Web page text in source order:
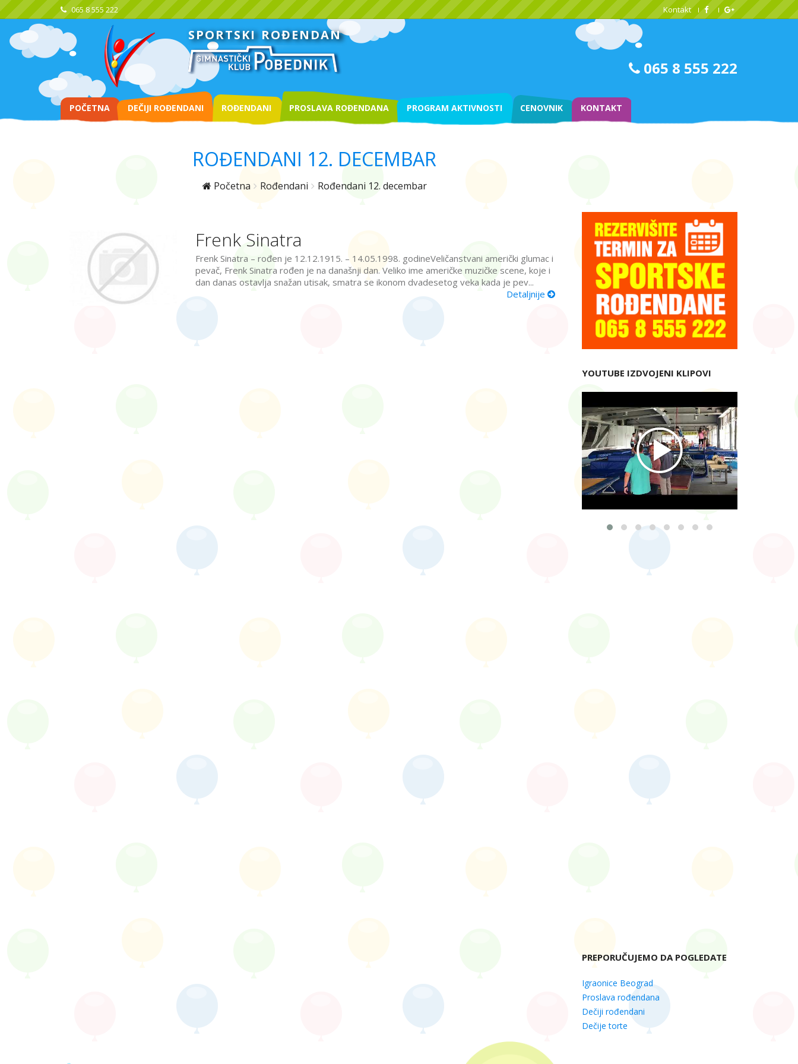
065 8 555 222 Kontakt
SPORTSKI ROĐENDAN
065 8 555 222
POČETNA DEČIJI ROĐENDANI ROĐENDANI PROSLAVA ROĐENDANA PROGRAM AKTIVNOSTI CENOVNIK KONTAKT
ROĐENDANI 12. DECEMBAR
Početna Rođendani Rođendani 12. decembar
Frenk Sinatra
Frenk Sinatra – rođen je 12.12.1915. – 14.05.1998. godineVeličanstvani američki glumac i
pevač, Frenk Sinatra rođen je na današnji dan. Veliko ime američke muzičke scene, koje i
dan danas ostavlja snažan utisak, smatra se ikonom dvadesetog veka kada je pev...
Detaljnije
YOUTUBE IZDVOJENI KLIPOVI
PREPORUČUJEMO DA POGLEDATE
Igraonice Beograd
Proslava rođendana
Dečiji rođendani
Dečije torte